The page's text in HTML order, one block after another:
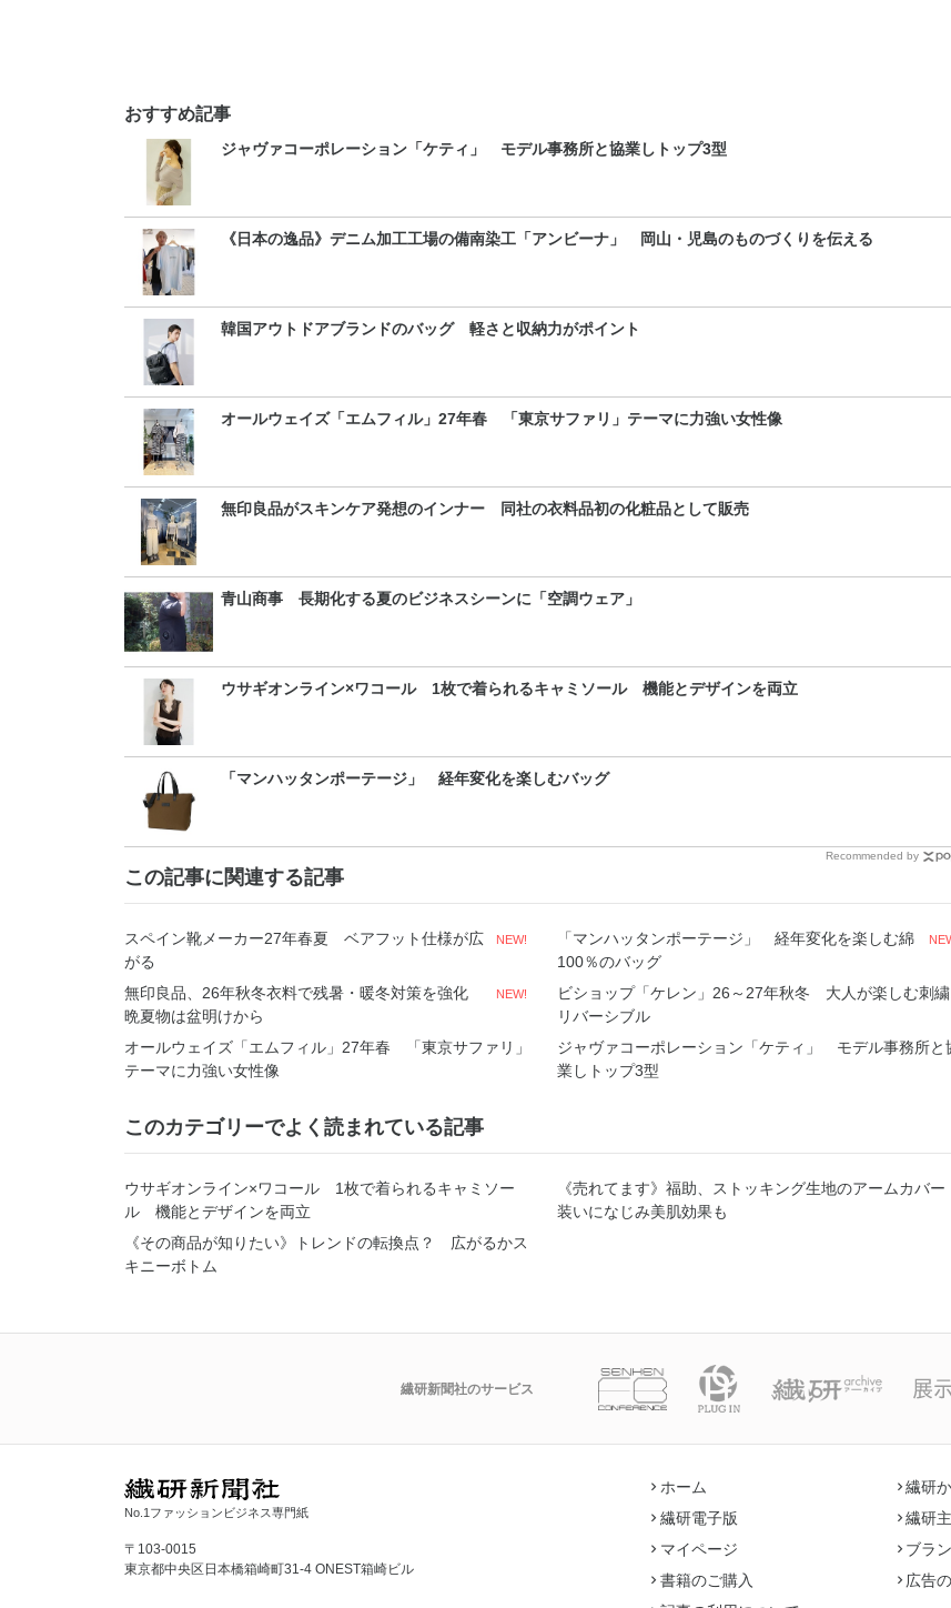
おすすめ記事
ジャヴァコーポレーション「ケティ」 モデル事務所と協業しトップ3型
《日本の逸品》デニム加工工場の備南染工「アンビーナ」 岡山・児島のものづくりを伝える
韓国アウトドアブランドのバッグ 軽さと収納力がポイント
オールウェイズ「エムフィル」27年春 「東京サファリ」テーマに力強い女性像
無印良品がスキンケア発想のインナー 同社の衣料品初の化粧品として販売
青山商事 長期化する夏のビジネスシーンに「空調ウェア」
ウサギオンライン×ワコール 1枚で着られるキャミソール 機能とデザインを両立
「マンハッタンポーテージ」 経年変化を楽しむバッグ
Recommended by
この記事に関連する記事
スペイン靴メーカー27年春夏 ベアフット仕様が広
がる
NEW!
「マンハッタンポーテージ」 経年変化を楽しむ綿
100％のバッグ
無印良品、26年秋冬衣料で残暑・暖冬対策を強化
晩夏物は盆明けから
NEW!
ビショップ「ケレン」26～27年秋冬 大人が楽しむ刺繍
リバーシブル
オールウェイズ「エムフィル」27年春 「東京サファリ」
テーマに力強い女性像
ジャヴァコーポレーション「ケティ」 モデル事務所と
業しトップ3型
このカテゴリーでよく読まれている記事
ウサギオンライン×ワコール 1枚で着られるキャミソー
ル 機能とデザインを両立
《売れてます》福助、ストッキング生地のアームカバー
装いになじみ美肌効果も
《その商品が知りたい》トレンドの転換点？ 広がるかス
キニーボトム
繊研新聞社のサービス
No.1ファッションビジネス専門紙
〒103-0015
東京都中央区日本橋箱崎町31-4 ONEST箱崎ビル
ホーム
繊研電子版
マイページ
書籍のご購入
繊研
繊研
ブラ
広告